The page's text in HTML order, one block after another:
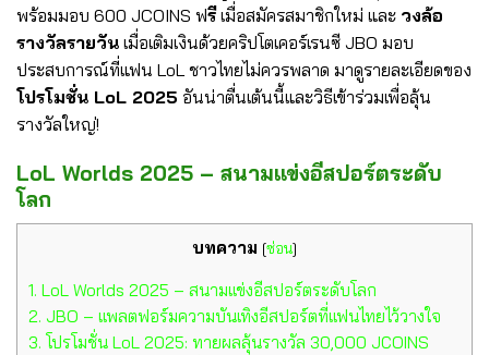
พร้อมมอบ 600 JCOINS ฟรีเมื่อสมัครสมาชิกใหม่ และ วงล้อ
รางวัลรายวัน เมื่อเติมเงินด้วยคริปโตเคอร์เรนซี JBO มอบ
ประสบการณ์ที่แฟน LoL ชาวไทยไม่ควรพลาด มาดูรายละเอียดของ
โปรโมชั่น LoL 2025 อันน่าตื่นเต้นนี้และวิธีเข้าร่วมเพื่อลุ้น
รางวัลใหญ่!
LoL Worlds 2025 – สนามแข่งอีสปอร์ตระดับ
โลก
บทความ [ซ่อน]
1. LoL Worlds 2025 – สนามแข่งอีสปอร์ตระดับโลก
2. JBO – แพลตฟอร์มความบันเทิงอีสปอร์ตที่แฟนไทยไว้วางใจ
3. โปรโมชั่น LoL 2025: ทายผลลุ้นรางวัล 30,000 JCOINS